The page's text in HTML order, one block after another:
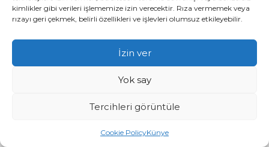
kimlikler gibi verileri işlememize izin verecektir. Rıza vermemek veya
rızayı geri çekmek, belirli özellikleri ve işlevleri olumsuz etkileyebilir.
İzin ver
Yok say
Tercihleri görüntüle
Cookie PolicyKünye